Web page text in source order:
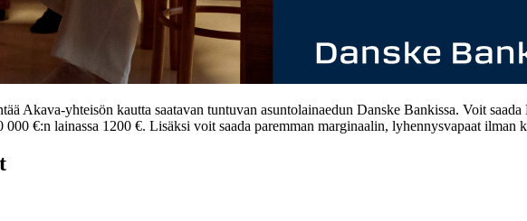
Akava-yhteisön kautta saatavan tuntuvan asuntolainaedun Danske Bankissa. Voit
€:n lainassa 1200 €. Lisäksi voit saada paremman marginaalin, lyhennysvapaat ilman